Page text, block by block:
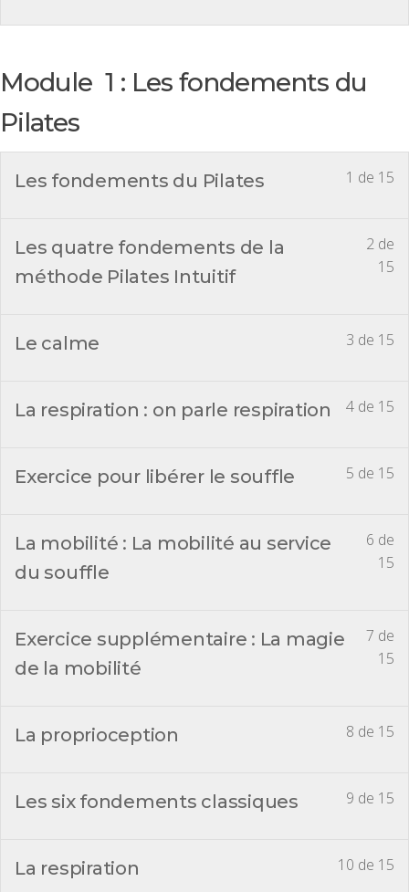
Module 1 : Les fondements du
Pilates
1 de 15
Les fondements du Pilates
2 de
15
Les quatre fondements de la
méthode Pilates Intuitif
3 de 15
Le calme
4 de 15
La respiration : on parle respiration
5 de 15
Exercice pour libérer le souffle
6 de
15
La mobilité : La mobilité au service
du souffle
7 de
15
Exercice supplémentaire : La magie
de la mobilité
8 de 15
La proprioception
9 de 15
Les six fondements classiques
10 de 15
La respiration